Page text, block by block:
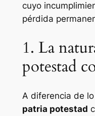
cuyo
pérdida
1. La
potestad
A diferencia de
patria potestad